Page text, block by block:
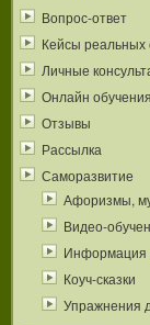
Вопрос-ответ
Кейсы реальных
Личные
Онлайн
Отзывы
Рассылка
Саморазвитие
Афоризмы,
Видео-
Информация
Коуч-сказки
Упражнения